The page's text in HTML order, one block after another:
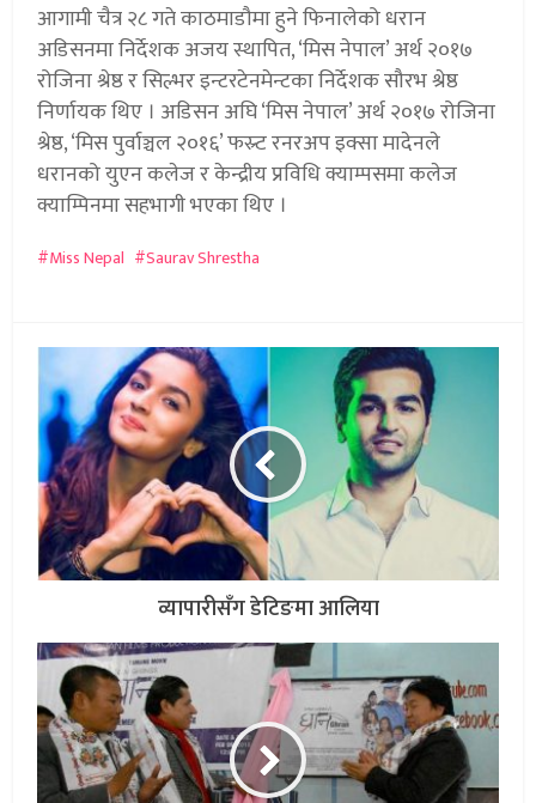
आगामी चैत्र २८ गते काठमाडौमा हुने फिनालेको धरान
अडिसनमा निर्देशक अजय स्थापित, ‘मिस नेपाल’ अर्थ २०१७
रोजिना श्रेष्ठ र सिल्भर इन्टरटेनमेन्टका निर्देशक सौरभ श्रेष्ठ
निर्णायक थिए । अडिसन अघि ‘मिस नेपाल’ अर्थ २०१७ रोजिना
श्रेष्ठ, ‘मिस पुर्वाञ्चल २०१६’ फस्र्ट रनरअप इक्सा मादेनले
धरानको युएन कलेज र केन्द्रीय प्रविधि क्याम्पसमा कलेज
क्याम्पिनमा सहभागी भएका थिए ।
Miss Nepal Saurav Shrestha
व्यापारीसँग डेटिङमा आलिया